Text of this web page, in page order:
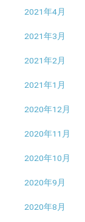
2021年4月
2021年3月
2021年2月
2021年1月
2020年12月
2020年11月
2020年10月
2020年9月
2020年8月